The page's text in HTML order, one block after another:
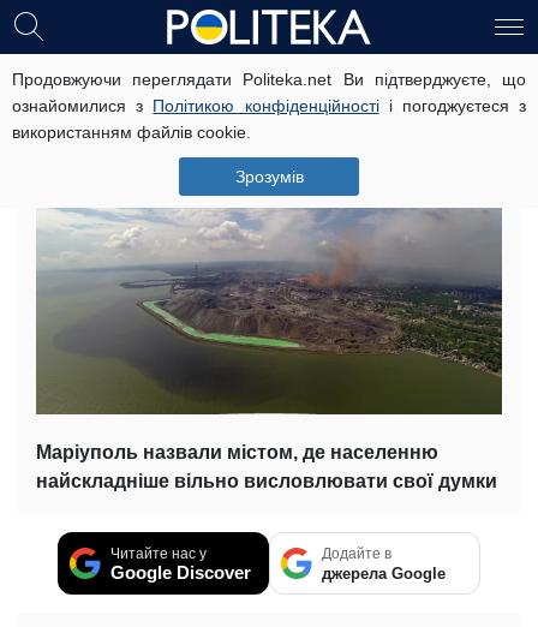
Продовжуючи переглядати Politeka.net Ви підтверджуєте, що
ознайомилися з Політикою конфіденційностіі погоджуєтеся з
використанням файлів cookie.
Зрозумів
Стало відомо, де живуть
найзаляканіші українці
Маріуполь назвали містом, де населенню
найскладніше вільно висловлювати свої думки
Читайте нас у
Google Discover
Додайте в
джерела Google